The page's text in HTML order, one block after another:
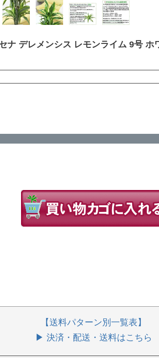
ナ デレメンシス レモンライム 9号
【送料パターン別一覧表】
▶ 決済・配送・送料はこちら